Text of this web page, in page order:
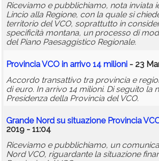
Riceviamo e pubblichiamo, nota inviata
Lincio alla Regione, con la quale si
territorio del VCO, soprattutto in
specificità montana, un processo di
del Piano Paesaggistico Regionale.
Provincia VCO in arrivo 14 milioni - 23
Accordo transattivo tra provincia e
di euro. In arrivo 14 milioni. Di seguito la
Presidenza della Provincia del VCO.
Grande Nord su situazione Provincia
2019 - 11:04
Riceviamo e pubblichiamo, un
Nord VCO, riguardante la situazione